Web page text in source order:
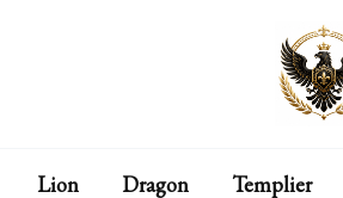
Lion Dragon Templier